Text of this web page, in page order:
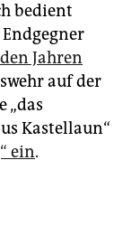
bedient
Jahren
auf der
„das
Kastellaun“
ein.